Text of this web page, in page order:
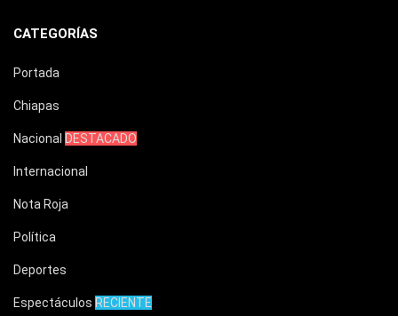
CATEGORÍAS
Portada
Chiapas
Nacional DESTACADO
Internacional
Nota Roja
Política
Deportes
Espectáculos RECIENTE